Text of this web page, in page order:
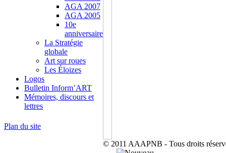
AGA 2007
AGA 2005
10e
anniversaire
La Stratégie
globale
Art sur roues
Les Éloizes
Logos
Bulletin Inform’ART
Mémoires, discours et
lettres
Plan du site
© 2011 AAAPNB - Tous droits